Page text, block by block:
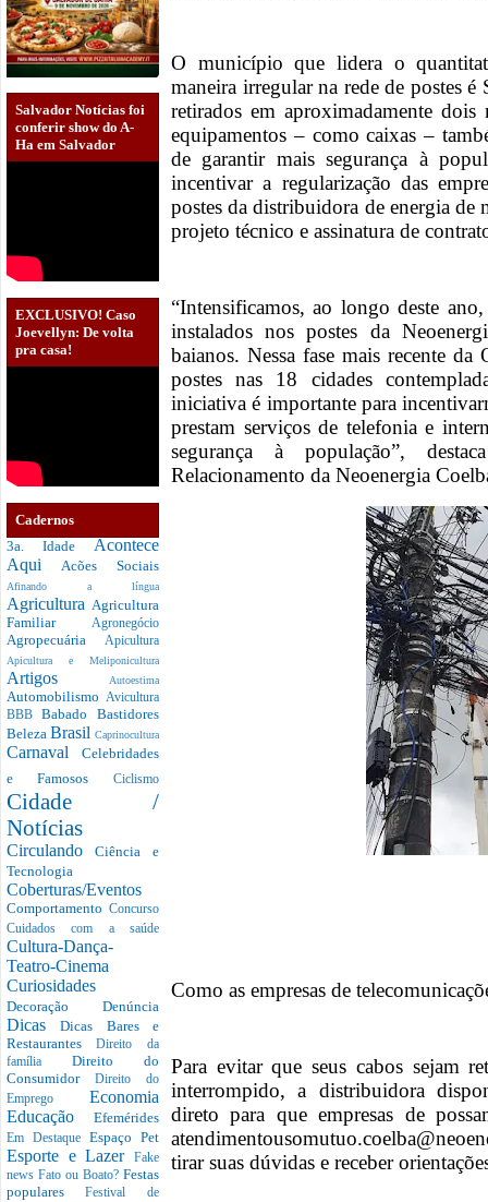
Salvador Notícias foi
conferir show do A-
Ha em Salvador
EXCLUSIVO! Caso
Joevellyn: De volta
pra casa!
Cadernos
3a. Idade Acontece
Aqui Acões Sociais
Afinando a língua
Agricultura Agricultura
Familiar Agronegócio
Agropecuária Apicultura
Apicultura e Meliponicultura
Artigos Autoestima
Automobilismo Avicultura
BBBBabado Bastidores
Beleza Brasil Caprinocultura
Carnaval Celebridades
e Famosos Ciclismo
Cidade /
Notícias
CirculandoCiência e
Tecnologia
Coberturas/Eventos
Comportamento Concurso
Cuidados com a saúde
Cultura-Dança-
Teatro-Cinema
Curiosidades
Decoração Denúncia
DicasDicas Bares e
RestaurantesDireito da
família Direito do
Consumidor Direito do
Emprego Economia
Educação Efemérides
Em Destaque Espaço Pet
Esporte e Lazer
Fake
news Fato ou Boato? Festas
popularesFestival de
O município que lidera o
maneira irregular na rede de postes
retirados em aproximadamente dois
equipamentos – como caixas –
de garantir mais segurança à
incentivar a regularização das
postes da distribuidora de energia de
projeto técnico e assinatura de
“Intensificamos, ao longo deste
instalados nos postes da
baianos. Nessa fase mais recente
postes nas 18 cidades
iniciativa é importante para
prestam serviços de telefonia e
segurança à população”,
Relacionamento da Neoenergia
Como as empresas de
Para evitar que seus cabos sejam
interrompido, a distribuidora
direto para que empresas de
tirar suas dúvidas e receber